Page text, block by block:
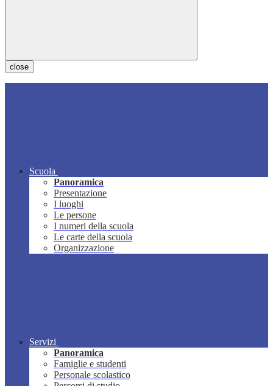
close
Scuola
Panoramica
Presentazione
I luoghi
Le persone
I numeri della scuola
Le carte della scuola
Organizzazione
Servizi
Panoramica
Famiglie e studenti
Personale scolastico